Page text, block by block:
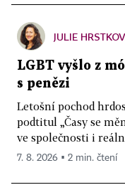
JULIE
LGBT vyšlo z
s penězi
Letošní pochod
podtitul „Časy se
ve společnosti i
7. 8. 2026 ▪ 2 min. čtení